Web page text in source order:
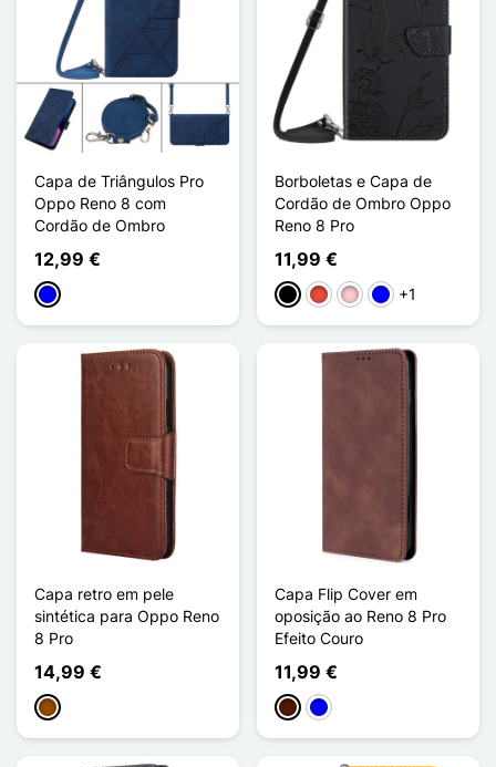
Capa de Triângulos Pro
Oppo Reno 8 com
Cordão de Ombro
12,99 €
Azul
Borboletas e Capa de
Cordão de Ombro Oppo
Reno 8 Pro
11,99 €
PretoVermelho
RosaAzul+1
Capa retro em pele
sintética para Oppo Reno
8 Pro
14,99 €
Castanho
Capa Flip Cover em
oposição ao Reno 8 Pro
Efeito Couro
11,99 €
Castanho escuro
Azul